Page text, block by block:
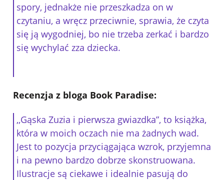
spory, jednakże nie przeszkadza on w
czytaniu, a wręcz przeciwnie, sprawia, że czyta
się ją wygodniej, bo nie trzeba zerkać i bardzo
się wychylać zza dziecka.
Recenzja z bloga Book Paradise:
,,Gąska Zuzia i pierwsza gwiazdka”, to książka,
która w moich oczach nie ma żadnych wad.
Jest to pozycja przyciągająca wzrok, przyjemna
i na pewno bardzo dobrze skonstruowana.
Ilustracje są ciekawe i idealnie pasują do